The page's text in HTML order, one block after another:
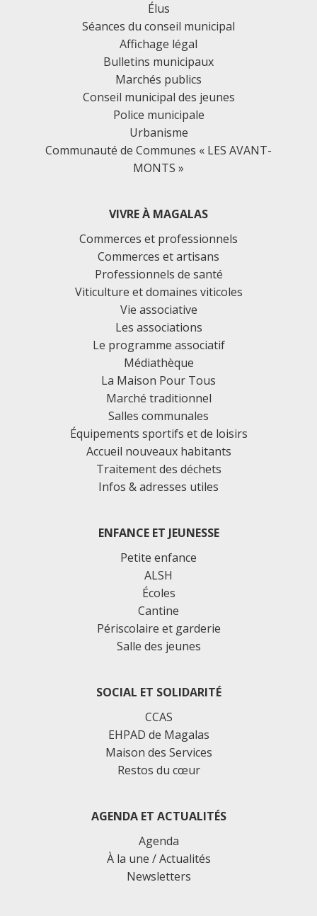
Élus
Séances du conseil municipal
Affichage légal
Bulletins municipaux
Marchés publics
Conseil municipal des jeunes
Police municipale
Urbanisme
Communauté de Communes « LES AVANT-
MONTS »
VIVRE À MAGALAS
Commerces et professionnels
Commerces et artisans
Professionnels de santé
Viticulture et domaines viticoles
Vie associative
Les associations
Le programme associatif
Médiathèque
La Maison Pour Tous
Marché traditionnel
Salles communales
Équipements sportifs et de loisirs
Accueil nouveaux habitants
Traitement des déchets
Infos & adresses utiles
ENFANCE ET JEUNESSE
Petite enfance
ALSH
Écoles
Cantine
Périscolaire et garderie
Salle des jeunes
SOCIAL ET SOLIDARITÉ
CCAS
EHPAD de Magalas
Maison des Services
Restos du cœur
AGENDA ET ACTUALITÉS
Agenda
À la une / Actualités
Newsletters